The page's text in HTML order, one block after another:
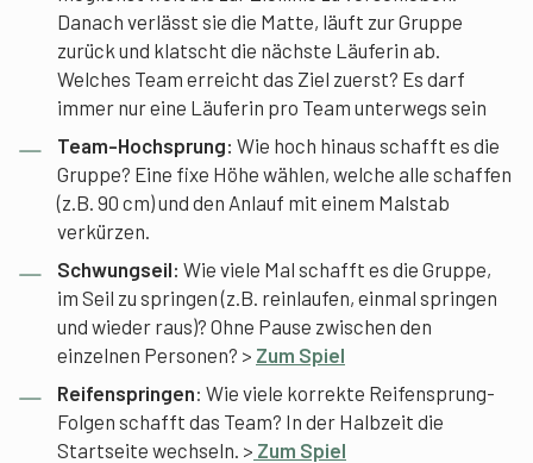
Danach verlässt sie die Matte, läuft zur Gruppe
zurück und klatscht die nächste Läuferin ab.
Welches Team erreicht das Ziel zuerst? Es darf
immer nur eine Läuferin pro Team unterwegs sein
Team-Hochsprung: Wie hoch hinaus schafft es die
Gruppe? Eine fixe Höhe wählen, welche alle schaffen
(z.B. 90 cm) und den Anlauf mit einem Malstab
verkürzen.
Schwungseil: Wie viele Mal schafft es die Gruppe,
im Seil zu springen (z.B. reinlaufen, einmal springen
und wieder raus)? Ohne Pause zwischen den
einzelnen Personen? > Zum Spiel
Reifenspringen: Wie viele korrekte Reifensprung-
Folgen schafft das Team? In der Halbzeit die
Startseite wechseln. > Zum Spiel